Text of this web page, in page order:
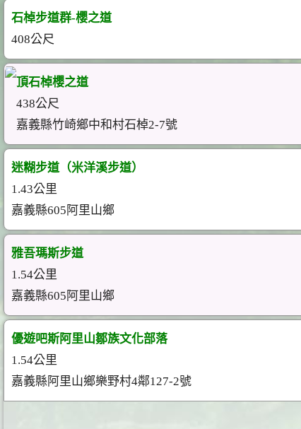
石棹步道群-櫻之道
408公尺
頂石棹櫻之道
438公尺
嘉義縣竹崎鄉中和村石棹2-7號
迷糊步道（米洋溪步道）
1.43公里
嘉義縣605阿里山鄉
雅吾瑪斯步道
1.54公里
嘉義縣605阿里山鄉
優遊吧斯阿里山鄒族文化部落
1.54公里
嘉義縣阿里山鄉樂野村4鄰127-2號